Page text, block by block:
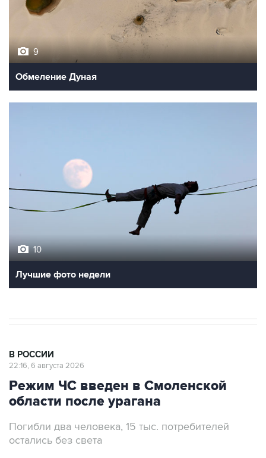
9
Обмеление Дуная
10
Лучшие фото недели
В РОССИИ
22:16, 6 августа 2026
Режим ЧС введен в Смоленской
области после урагана
Погибли два человека, 15 тыс. потребителей
остались без света